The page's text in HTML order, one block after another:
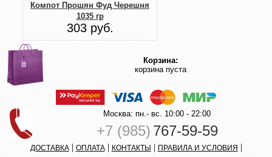
Компот Прошян Фуд Черешня
1035 гр
303 руб.
Корзина:
корзина пуста
Москва: пн.- вс. 10:00 - 22:00
+7 (985) 767-59-59
ДОСТАВКА| ОПЛАТА| КОНТАКТЫ | ПРАВИЛА И УСЛОВИЯ |